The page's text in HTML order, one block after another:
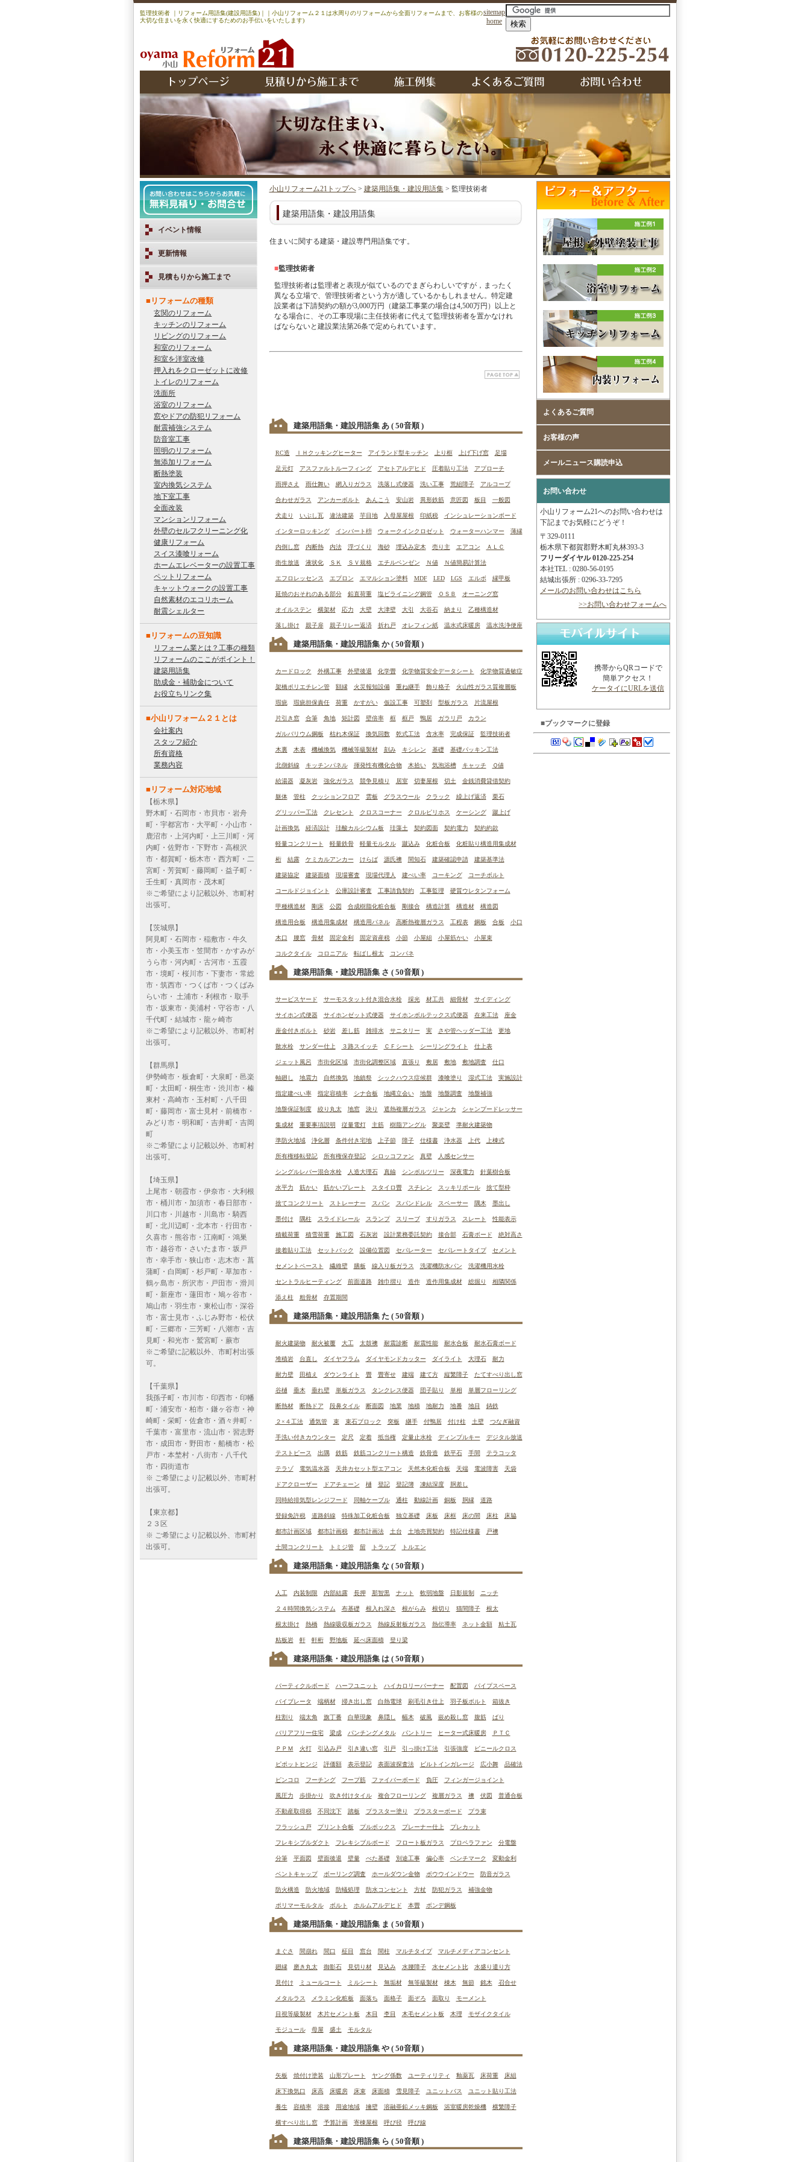
監理技術者 ｜リフォーム用語集(建設用語集)｜｜小山リフォーム２１は水周りのリフォームから全面リフォームまで、お客様の
大切な住まいを永く快適にするためのお手伝いをいたします)
sitemap
home
イベント情報
更新情報
見積もりから施工まで
■リフォームの種類
玄関のリフォーム
キッチンのリフォーム
リビングのリフォーム
和室のリフォーム
和室を洋室改修
押入れをクローゼットに改修
トイレのリフォーム
洗面所
浴室のリフォーム
窓やドアの防犯リフォーム
耐震補強システム
防音室工事
照明のリフォーム
無添加リフォーム
断熱塗装
室内換気システム
地下室工事
全面改装
マンションリフォーム
外壁のセルフクリーニング化
健康リフォーム
スイス漆喰リォーム
ホームエレベーターの設置工事
ペットリフォーム
キャットウォークの設置工事
自然素材のエコリホーム
耐震シェルター
■リフォームの豆知識
リフォーム業とは？工事の種類
リフォームのここがポイント！
建築用語集
助成金・補助金について
お役立ちリンク集
■小山リフォーム２１とは
会社案内
スタッフ紹介
所有資格
業務内容
■リフォーム対応地域
【栃木県】
野木町・石岡市・市貝市・岩舟
町・宇都宮市・大平町・小山市・
鹿沼市・上河内町・上三川町・河
内町・佐野市・下野市・高根沢
市・都賀町・栃木市・西方町・二
宮町・芳賀町・藤岡町・益子町・
壬生町・真岡市・茂木町
※ご希望により記載以外、市町村
出張可。
【茨城県】
阿見町・石岡市・稲敷市・牛久
市・小美玉市・笠間市・かすみが
うら市・河内町・古河市・五霞
市・境町・桜川市・下妻市・常総
市・筑西市・つくば市・つくばみ
らい市・ 土浦市・利根市・取手
市・坂東市・美浦村・守谷市・八
千代町・結城市・龍ヶ崎市
※ご希望により記載以外、市町村
出張可。
【群馬県】
伊勢崎市・板倉町・大泉町・邑楽
町・太田町・桐生市・渋川市・榛
東村・高崎市・玉村町・八千田
町・藤岡市・富士見村・前橋市・
みどり市・明和町・吉井町・吉岡
町
※ご希望により記載以外、市町村
出張可。
【埼玉県】
上尾市・朝霞市・伊奈市・大利根
市・桶川市・加須市・春日部市・
川口市・川越市・川島市・騎西
町・北川辺町・北本市・行田市・
久喜市・熊谷市・江南町・鴻巣
市・越谷市・さいたま市・坂戸
市・幸手市・狭山市・志木市・菖
蒲町・白岡町・杉戸町・草加市・
鶴ヶ島市・所沢市・戸田市・滑川
町・新座市・蓮田市・鳩ヶ谷市・
鳩山市・羽生市・東松山市・深谷
市・富士見市・ふじみ野市・松伏
町・三郷市・三芳町・八潮市・吉
見町・和光市・鷲宮町・蕨市
※ご希望に記載以外、市町村出張
可。
【千葉県】
我孫子町・市川市・印西市・印幡
町・浦安市・柏市・鎌ヶ谷市・神
崎町・栄町・佐倉市・酒々井町・
千葉市・富里市・流山市・習志野
市・成田市・野田市・船橋市・松
戸市・本埜村・八街市・八千代
市・四街道市
※ ご希望により記載以外、市町村
出張可。
【東京都】
２３区
※ ご希望により記載以外、市町村
出張可。
小山リフォーム21トップへ> 建築用語集・建設用語集> 監理技術者
建築用語集・建設用語集
住まいに関する建築・建設専門用語集です。
■監理技術者
監理技術者は監理者と表現が似ているのでまぎらわしいですが，まったく
異なる立場で、管理技術者という方が適しているかもしれません。特定建
設業者は下請契約の額が3,000万円（建築工事業の場合は4,500万円）以上と
なる場合に、その工事現場に主任技術者に代えて監理技術者を置かなけれ
ばならないと建設業法第26条で定められています。
建築用語集・建設用語集 あ( 50音順 )
RC造 ＩＨクッキングヒーター アイランド型キッチン 上り框 上げ下げ窓 足場
足元灯 アスファルトルーフィング アセトアルデヒド 圧着貼り工法 アプローチ
雨押さえ 雨仕舞い 網入りガラス 洗落し式便器 洗い工事 荒組障子 アルコープ
合わせガラス アンカーボルト あんこう 安山岩 異形鉄筋 意匠図 板目 一般図
犬走り いぶし瓦 違法建築 芋目地 入母屋屋根 印紙税 インシュレーションボード
インターロッキング インバート枡 ウォークインクロゼット ウォーターハンマー 薄縁
内倒し窓 内断熱 内法 浮づくり 海砂 埋込み定木 売り主 エアコン ＡＬＣ
衛生放送 液状化 ＳＫ ＳＶ規格 エチルベンゼン Ｎ値 Ｎ値簡易計算法
エフロレッセンス エプロン エマルション塗料 MDF LED LGS エルボ 縁甲板
延焼のおそれのある部分 鉛直荷重 塩ビライニング鋼管 ＯＳＢ オーニング窓
オイルステン 横架材 応力 大壁 大津壁 大引 大谷石 納まり 乙種構造材
落し掛け 親子扉 親子リレー返済 折れ戸 オレフィン紙 温水式床暖房 温水洗浄便座
建築用語集・建設用語集 か( 50音順 )
カードロック 外構工事 外壁後退 化学畳 化学物質安全データシート 化学物質過敏症
架橋ポリエチレン管 額縁 火災報知設備 重ね継手 飾り格子 火山性ガラス質複層板
瑕疵 瑕疵担保責任 荷重 かすがい 仮設工事 可塑剤 型板ガラス 片流屋根
片引き窓 合筆 角地 矩計図 壁倍率 框 框戸 鴨居 ガラリ戸 カラン
ガルバリウム鋼板 枯れ木保証 換気回数 乾式工法 含水率 完成保証 監理技術者
木裏 木表 機械換気 機械等級製材 刻み キシレン 基礎 基礎パッキン工法
北側斜線 キッチンパネル 揮発性有機化合物 木拾い 気泡浴槽 キャッチ Ｑ値
給湯器 凝灰岩 強化ガラス 競争見積り 居室 切妻屋根 切土 金銭消費貸借契約
躯体 管柱 クッションフロア 雲板 グラスウール クラック 繰上げ返済 栗石
グリッパー工法 クレセント クロスコーナー クロルピリホス ケーシング 蹴上げ
計画換気 経済設計 珪酸カルシウム板 珪藻土 契約図面 契約電力 契約約款
軽量コンクリート 軽量鉄骨 軽量モルタル 蹴込み 化粧合板 化粧貼り構造用集成材
桁 結露 ケミカルアンカー けらば 源氏襖 間知石 建築確認申請 建築基準法
建築協定 建築面積 現場審査 現場代理人 建ぺい率 コーキング コーチボルト
コールドジョイント 公庫設計審査 工事請負契約 工事監理 硬質ウレタンフォーム
甲種構造材 剛床 公図 合成樹脂化粧合板 剛接合 構造計算 構造材 構造図
構造用合板 構造用集成材 構造用パネル 高断熱複層ガラス 工程表 鋼板 合板 小口
木口 腰窓 骨材 固定金利 固定資産税 小節 小屋組 小屋筋かい 小屋束
コルクタイル コロニアル 転ばし根太 コンパネ
建築用語集・建設用語集 さ ( 50音順 )
サービスヤード サーモスタット付き混合水栓 採光 材工共 細骨材 サイディング
サイホン式便器 サイホンゼット式便器 サイホンボルテックス式便器 在来工法 座金
座金付きボルト 砂岩 差し筋 雑排水 サニタリー 実 さや管ヘッダー工法 更地
散水栓 サンダー仕上 ３路スイッチ ＣＦシート シーリングライト 仕上表
ジェット風呂 市街化区域 市街化調整区域 直張り 敷居 敷地 敷地調査 仕口
軸廻し 地震力 自然換気 地鎮祭 シックハウス症候群 漆喰塗り 湿式工法 実施設計
指定建ぺい率 指定容積率 シナ合板 地縄立会い 地盤 地盤調査 地盤補強
地盤保証制度 絞り丸太 地窓 決り 遮熱複層ガラス ジャンカ シャンプードレッサー
集成材 重要事項説明 従量電灯 主筋 樹脂アングル 聚楽壁 準耐火建築物
準防火地域 浄化層 条件付き宅地 上子節 障子 仕様書 浄水器 上代 上棟式
所有権移転登記 所有権保存登記 シロッコファン 真壁 人感センサー
シングルレバー混合水栓 人造大理石 真鍮 シンボルツリー 深夜電力 針葉樹合板
水平力 筋かい 筋かいプレート スタイロ畳 スチレン スッキリポール 捨て型枠
捨てコンクリート ストレーナー スパン スパンドレル スペーサー 隅木 墨出し
墨付け 隅柱 スライドレール スランプ スリーブ すりガラス スレート 性能表示
積載荷重 積雪荷重 施工図 石灰岩 設計業務委託契約 接合部 石膏ボード 絶対高さ
接着貼り工法 セットバック 設備位置図 セパレーター セパレートタイプ セメント
セメントペースト 繊維壁 膳板 線入り板ガラス 洗濯機防水パン 洗濯機用水栓
セントラルヒーティング 前面道路 雑巾摺り 造作 造作用集成材 総掘り 相隣関係
添え柱 粗骨材 存置期間
建築用語集・建設用語集 た ( 50音順 )
耐火建築物 耐火被覆 大工 太鼓襖 耐震診断 耐震性能 耐水合板 耐水石膏ボード
堆積岩 台直し ダイヤフラム ダイヤモンドカッター ダイライト 大理石 耐力
耐力壁 田植え ダウンライト 畳 畳寄せ 建端 建て方 縦繁障子 たてすべり出し窓
谷樋 垂木 垂れ壁 単板ガラス タンクレス便器 団子貼り 単相 単層フローリング
断熱材 断熱ドア 段鼻タイル 断面図 地業 地積 地耐力 地番 地目 鋳鉄
２×４工法 通気管 束 束石ブロック 突板 継手 付鴨居 付け柱 土壁 つなぎ融資
手洗い付きカウンター 定尺 定着 抵当権 定量止水栓 ディンプルキー デジタル放送
テストピース 出隅 鉄筋 鉄筋コンクリート構造 鉄骨造 鉄平石 手間 テラコッタ
テラゾ 電気温水器 天井カセット型エアコン 天然木化粧合板 天端 電波障害 天袋
ドアクローザー ドアチェーン 樋 登記 登記簿 凍結深度 胴差し
同時給排気型レンジフード 同軸ケーブル 通柱 動線計画 銅板 胴縁 道路
登録免許税 道路斜線 特殊加工化粧合板 独立基礎 床板 床框 床の間 床柱 床脇
都市計画区域 都市計画税 都市計画法 土台 土地売買契約 特記仕様書 戸襖
土間コンクリート トミジ管 留 トラップ トルエン
建築用語集・建設用語集 な( 50音順 )
人工 内装制限 内部結露 長押 那智黒 ナット 軟弱地盤 日影規制 ニッチ
２４時間換気システム 布基礎 根入れ深さ 根がらみ 根切り 猫間障子 根太
根太掛け 熱橋 熱線吸収板ガラス 熱線反射板ガラス 熱伝導率 ネット金額 粘土瓦
粘板岩 軒 軒桁 野地板 延べ床面積 登り梁
建築用語集・建設用語集 は( 50音順 )
パーティクルボード ハーフユニット ハイカロリーバーナー 配置図 パイプスペース
バイブレータ 端柄材 掃き出し窓 白熱電球 刷毛引き仕上 羽子板ボルト 箱抜き
柱割り 端太角 旗丁番 白華現象 鼻隠し 幅木 破風 嵌め殺し窓 腹筋 ばり
バリアフリー住宅 梁成 パンチングメタル パントリー ヒーター式床暖房 ＰＴＣ
ＰＰＭ 火打 引込み戸 引き違い窓 引戸 引っ掛け工法 引張強度 ビニールクロス
ピポットヒンジ 評価額 表示登記 表面波探査法 ビルトインガレージ 広小舞 品確法
ピンコロ フーチング フープ筋 ファイバーボード 負圧 フィンガージョイント
風圧力 歩掛かり 吹き付けタイル 複合フローリング 複層ガラス 襖 伏図 普通合板
不動産取得税 不同沈下 踏板 プラスター塗り プラスターボード プラ束
フラッシュ戸 プリント合板 プルボックス プレーナー仕上 プレカット
フレキシブルダクト フレキシブルボード フロート板ガラス プロペラファン 分電盤
分筆 平面図 壁面後退 壁量 べた基礎 別途工事 偏心率 ベンチマーク 変動金利
ベントキャップ ボーリング調査 ホールダウン金物 ボウウインドウー 防音ガラス
防火構造 防火地域 防蟻処理 防水コンセント 方杖 防犯ガラス 補強金物
ポリマーモルタル ボルト ホルムアルデヒド 本畳 ボンデ鋼板
建築用語集・建設用語集 ま ( 50音順 )
まぐさ 間崩れ 間口 柾目 窓台 間柱 マルチタイプ マルチメディアコンセント
廻縁 磨き丸太 御影石 見切り材 見込み 水腰障子 水セメント比 水盛り遣り方
見付け ミュールコート ミルシート 無垢材 無等級製材 棟木 無節 銘木 召合せ
メタルラス メラミン化粧板 面落ち 面格子 面ぞろ 面取り モーメント
目視等級製材 木片セメント板 木目 杢目 木毛セメント板 木理 モザイクタイル
モジュール 母屋 盛土 モルタル
建築用語集・建設用語集 や( 50音順 )
矢板 焼付け塗装 山形プレート ヤング係数 ユーティリティ 釉薬瓦 床荷重 床組
床下換気口 床高 床暖房 床束 床面積 雪見障子 ユニットバス ユニット貼り工法
養生 容積率 溶接 用途地域 擁壁 溶融亜鉛メッキ鋼板 浴室暖房乾燥機 横繁障子
横すべり出し窓 予算計画 寄棟屋根 呼び径 呼び線
建築用語集・建設用語集 ら ( 50音順 )
よくあるご質問
お客様の声
メールニュース購読申込
お問い合わせ
小山リフォーム21へのお問い合わせは
下記までお気軽にどうぞ！
〒329-0111
栃木県下都賀郡野木町丸林393-3
フリーダイヤル 0120-225-254
本社TEL : 0280-56-0195
結城出張所 : 0296-33-7295
メールのお問い合わせはこちら
>>お問い合わせフォームへ
携帯からQRコードで
簡単アクセス！
ケータイにURLを送信
■ブックマークに登録